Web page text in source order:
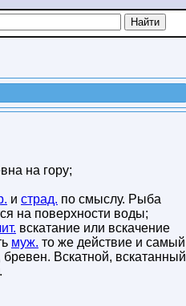
на гору;
и страд. по смыслу. Рыба
на поверхности воды;
вскатание или вскачение
муж. то же действие и самый
бревен. Вскатной, вскатанный